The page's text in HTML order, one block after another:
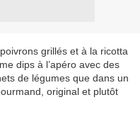
grillés et à la ricotta
dips à l’apéro avec des
de légumes que dans un
original et plutôt